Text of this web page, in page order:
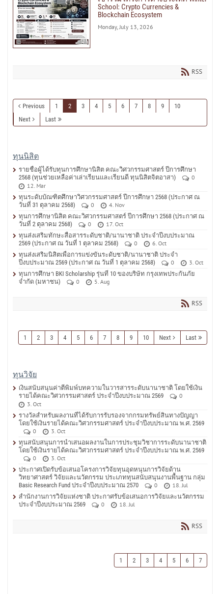
School: Crypto Currencies &
Blockchain Ecosystem
Monday, July 13, 2026
RSS
Previous 1 2 3 4 5 6 7 8 9
10
Next
Last
ทุนนิสิต
รายชื่อผู้ได้รับทุนการศึกษานิสิต คณะวิศวกรรมศาสตร์ ปีการศึกษา
2568 (ทุนช่วยเหลือค่าเล่าเรียนและเรียนดี ทุนนิสิตจิตอาสา)
0
12. Mar
ทุนระดับบัณฑิตศึกษาวิศวกรรมศาสตร์ ปีการศึกษา 2568 (ประกาศ ณ
วันที่ 31 ตุลาคม 2568)
0
4. Nov
ทุนการศึกษานิสิต คณะวิศวกรรมศาสตร์ ปีการศึกษา 2568 (ประกาศ ณ
วันที่ 2 ตุลาคม 2568)
0
17. Oct
ทุนส่งเสริมทักษะสื่อสารระดับชาติ/นานาชาติ ประจำปีงบประมาณ
2569 (ประกาศ ณ วันที่ 1 ตุลาคม 2568)
0
6. Oct
ทุนส่งเสริมนิสิตเพื่อการแข่งขันระดับชาติ/นานาชาติ ประจำ
ปีงบประมาณ 2569 (ประกาศ ณ วันที่ 1 ตุลาคม 2568)
0
3. Oct
ทุนการศึกษา BKI Scholarship รุ่นที่ 10 ของบริษัท กรุงเทพประกันภัย
จำกัด (มหาชน)
0 5. Aug
RSS
1 2 3 4 5 6 7 8 9 10 Next Last
ทุนวิจัย
เงินสนับสนุนค่าตีพิมพ์บทความในวารสารระดับนานาชาติ โดยใช้เงิน
รายได้คณะวิศวกรรมศาสตร์ ประจำปีงบประมาณ 2569
0
3. Oct
รางวัลสำหรับผลงานที่ได้รับการรับรองจากกรมทรัพย์สินทางปัญญา
โดยใช้เงินรายได้คณะวิศวกรรมศาสตร์ ประจำปีงบประมาณ พ.ศ. 2569
0
3. Oct
ทุนสนับสนุนการนำเสนอผลงานในการประชุมวิชาการระดับนานาชาติ
โดยใช้เงินรายได้คณะวิศวกรรมศาสตร์ ประจำปีงบประมาณ พ.ศ. 2569
0
3. Oct
ประกาศเปิดรับข้อเสนอโครงการวิจัยทุนอุดหนุนการวิจัยด้าน
วิทยาศาสตร์ วิจัยและนวัตกรรม ประเภททุนสนับสนุนงานพื้นฐาน กลุ่ม
Basic Research Fund ประจำปีงบประมาณ 2570
0
18. Jul
สำนักงานการวิจัยแห่งชาติ ประกาศรับข้อเสนอการวิจัยและนวัตกรรม
ประจำปีงบประมาณ 2569
0 18. Jul
RSS
1 2 3 4 5 6 7